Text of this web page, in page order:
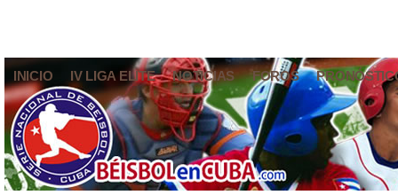
INICIO IV LIGA ELITE NOTICIAS FOROS